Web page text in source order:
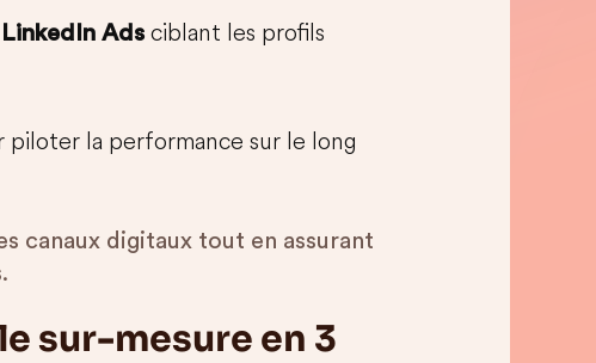
LinkedIn Ads ciblant les profils
piloter la performance sur le long
canaux digitaux tout en assurant
sur-mesure en 3